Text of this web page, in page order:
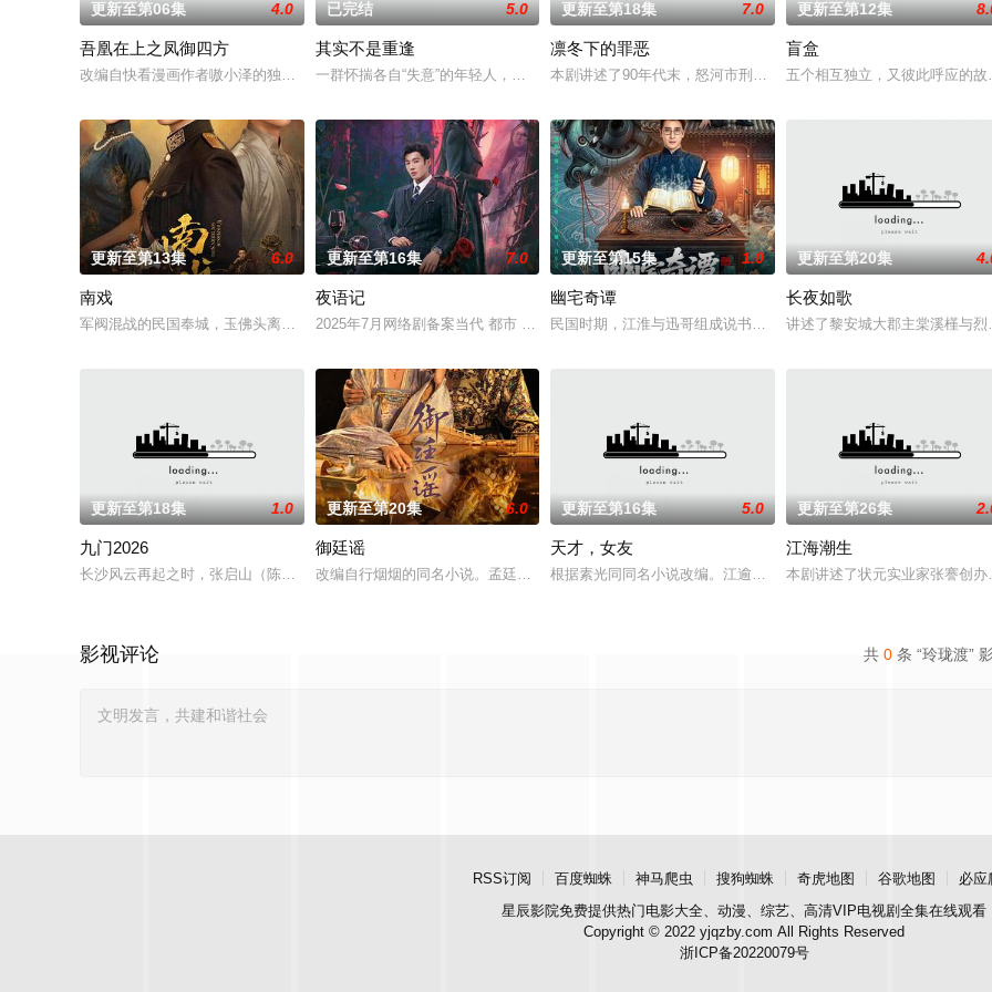
更新至第06集 4.0
吾凰在上之凤御四方
改编自快看漫画作者嗷小泽的独家连载漫画《吾凰在上》。现代少女奚圆（姜贞羽 饰）因意外踏入玄机界，继而卷入
已完结 5.0
其实不是重逢
一群怀揣各自“失意”的年轻人，在沿海小城南安相遇相知，他们决心各展所长创办旅行社。他们以当地的特
更新至第18集 7.0
凛冬下的罪恶
本剧讲述了90年代末，怒河市刑侦支队在无普及监控、无DNA鉴定技
更新至第12集
盲盒
五个相互独立，又彼此呼应的
更新至第13集 6.0
南戏
军阀混战的民国奉城，玉佛头离奇失窃，戏班主横尸戏台，将冷血少帅许又安与昆曲名伶荣筱楠推向不死不休的对立绝
更新至第16集 7.0
夜语记
2025年7月网络剧备案当代 都市 海南越酷文化传媒有限公司
更新至第15集 1.0
幽宅奇谭
民国时期，江淮与迅哥组成说书班子，偶遇“白天人住屋，晚上鬼占房
更新至第20集
长夜如歌
讲述了黎安城大郡主棠溪槿与
更新至第18集 1.0
九门2026
长沙风云再起之时，张启山（陈伟霆 饰）与吴老狗（曾舜晞 饰）强强联手，携手霍仙姑（陈瑶 饰）与九门诸人共
更新至第20集 6.0
御廷谣
改编自行烟烟的同名小说。孟廷辉，大平王朝有史以来个以女子进士科三元及第入翰林院的奇女子。十年前
更新至第16集 5.0
天才，女友
根据素光同同名小说改编。江逾白长大以后，林知夏忽然对他说：“
更新至第26集
江海潮生
本剧讲述了状元实业家张謇创
共 0 条 “玲珑渡”
影视评论
RSS订阅 百度蜘蛛 神马爬虫 搜狗蜘蛛 奇虎地图 谷歌地图
必应
星辰影院免费提供热门电影大全、动漫、综艺、高清VIP电视剧全集在线观看
Copyright © 2022 yjqzby.com All Rights Reserved
浙ICP备20220079号